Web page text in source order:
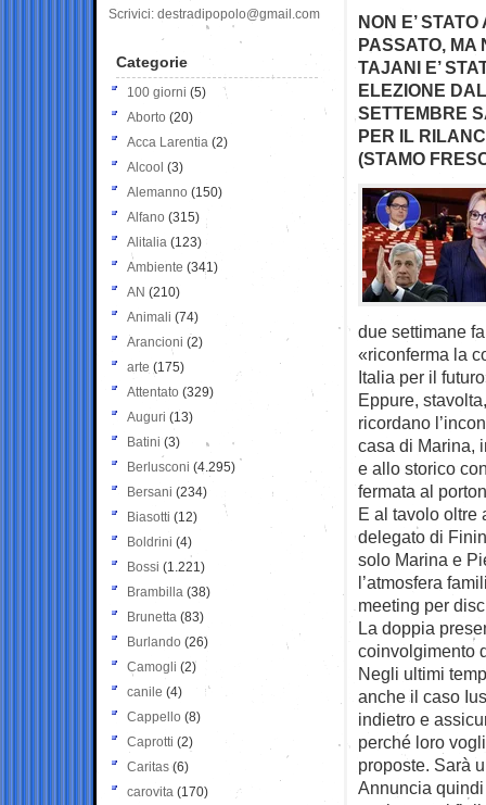
NON E’
PASSATO, MA
TAJANI E’
ELEZIONE
SETTEMBRE
PER IL
(STAMO
due settimane
«riconferma la
Italia per il
Eppure,
ricordano
casa di Marina,
e allo storico
fermata al
E al tavolo oltre
delegato di
solo Marina e
l’atmosfera
meeting per
La doppia
coinvolgimento
Negli ultimi
anche il caso
indietro e
perché loro
proposte. Sarà
Annuncia
Scrivici: destradipopolo@gmail.com
Categorie
100 giorni (5)
Aborto (20)
Acca Larentia (2)
Alcool (3)
Alemanno (150)
Alfano (315)
Alitalia (123)
Ambiente (341)
AN (210)
Animali (74)
Arancioni (2)
arte (175)
Attentato (329)
Auguri (13)
Batini (3)
Berlusconi (4.295)
Bersani (234)
Biasotti (12)
Boldrini (4)
Bossi (1.221)
Brambilla (38)
Brunetta (83)
Burlando (26)
Camogli (2)
canile (4)
Cappello (8)
Caprotti (2)
Caritas (6)
carovita (170)